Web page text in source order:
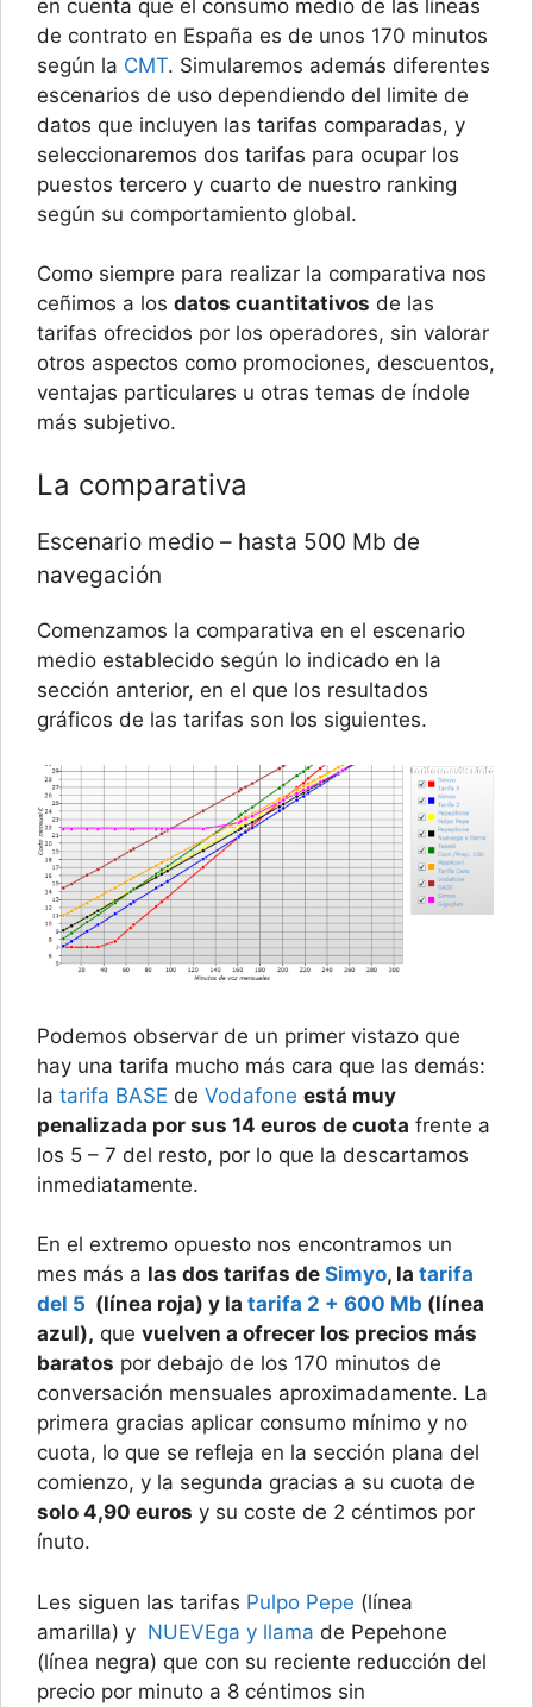
en cuenta que el consumo medio de las líneas
de contrato en España es de unos 170 minutos
según la CMT. Simularemos además diferentes
escenarios de uso dependiendo del limite de
datos que incluyen las tarifas comparadas, y
seleccionaremos dos tarifas para ocupar los
puestos tercero y cuarto de nuestro ranking
según su comportamiento global.
Como siempre para realizar la comparativa nos
ceñimos a los datos cuantitativos de las
tarifas ofrecidos por los operadores, sin valorar
otros aspectos como promociones, descuentos,
ventajas particulares u otras temas de índole
más subjetivo.
La comparativa
Escenario medio – hasta 500 Mb de
navegación
Comenzamos la comparativa en el escenario
medio establecido según lo indicado en la
sección anterior, en el que los resultados
gráficos de las tarifas son los siguientes.
Podemos observar de un primer vistazo que
hay una tarifa mucho más cara que las demás:
la tarifa BASE de Vodafone está muy
penalizada por sus 14 euros de cuota frente a
los 5 – 7 del resto, por lo que la descartamos
inmediatamente.
En el extremo opuesto nos encontramos un
mes más a las dos tarifas de Simyo, la tarifa
del 5 (línea roja) y la tarifa 2 + 600 Mb (línea
azul), que vuelven a ofrecer los precios más
baratos por debajo de los 170 minutos de
conversación mensuales aproximadamente. La
primera gracias aplicar consumo mínimo y no
cuota, lo que se refleja en la sección plana del
comienzo, y la segunda gracias a su cuota de
solo 4,90 euros y su coste de 2 céntimos por
ínuto.
Les siguen las tarifas Pulpo Pepe (línea
amarilla) y NUEVEga y llama de Pepehone
(línea negra) que con su reciente reducción del
precio por minuto a 8 céntimos sin